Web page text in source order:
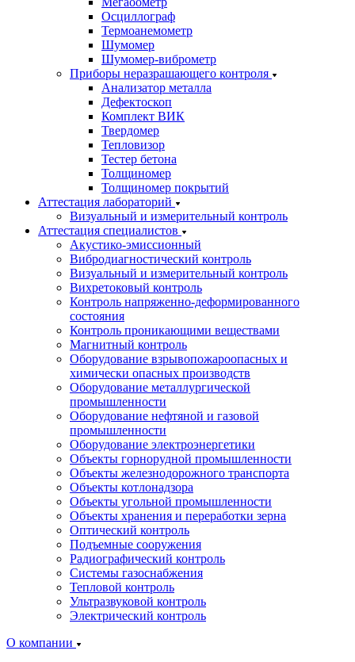
Осциллограф
Термоанемометр
Шумомер
Шумомер-виброметр
Приборы неразрашающего контроля
Анализатор металла
Дефектоскоп
Комплект ВИК
Твердомер
Тепловизор
Тестер бетона
Толщиномер
Толщиномер покрытий
Аттестация лабораторий
Визуальный и измерительный контроль
Аттестация специалистов
Акустико-эмиссионный
Вибродиагностический контроль
Визуальный и измерительный контроль
Вихретоковый контроль
Контроль напряженно-деформированного
состояния
Контроль проникающими веществами
Магнитный контроль
Оборудование взрывопожароопасных и
химически опасных производств
Оборудование металлургической
промышленности
Оборудование нефтяной и газовой
промышленности
Оборудование электроэнергетики
Объекты горнорудной промышленности
Объекты железнодорожного транспорта
Объекты котлонадзора
Объекты угольной промышленности
Объекты хранения и переработки зерна
Оптический контроль
Подъемные сооружения
Радиографический контроль
Системы газоснабжения
Тепловой контроль
Ультразвуковой контроль
Электрический контроль
О компании